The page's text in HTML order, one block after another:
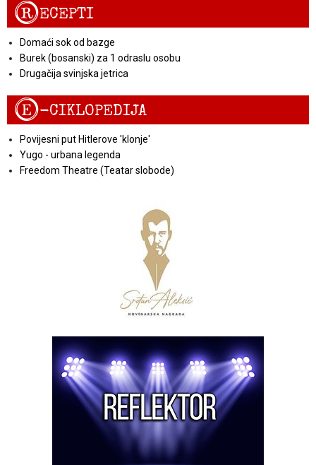
RECEPTI
Domaći sok od bazge
Burek (bosanski) za 1 odraslu osobu
Drugačija svinjska jetrica
E-CIKLOPEDIJA
Povijesni put Hitlerove 'klonje'
Yugo - urbana legenda
Freedom Theatre (Teatar slobode)